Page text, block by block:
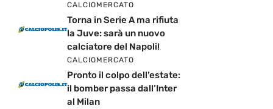
CALCIOMERCATO
Torna in Serie A ma rifiuta
la Juve: sarà un nuovo
calciatore del Napoli!
CALCIOMERCATO
Pronto il colpo dell’estate:
il bomber passa dall’Inter
al Milan